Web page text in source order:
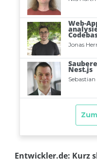
Entwickler.de: Kurz